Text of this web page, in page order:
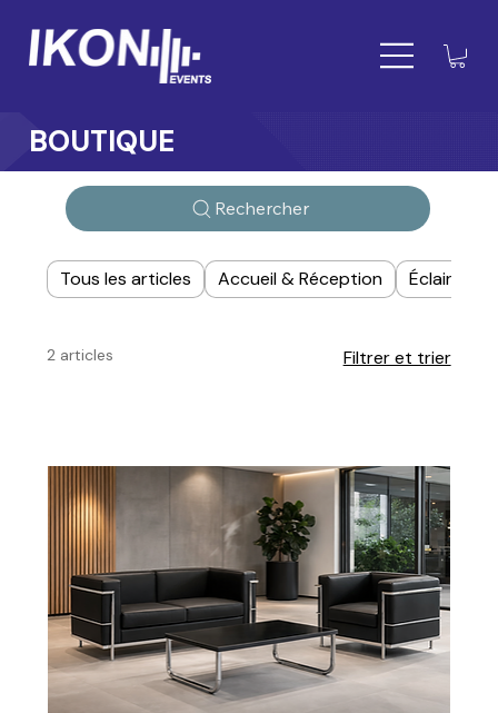
BOUTIQUE
Tous les articles Accueil & Réception Éclairage
2 articles Filtrer et trier
Rechercher